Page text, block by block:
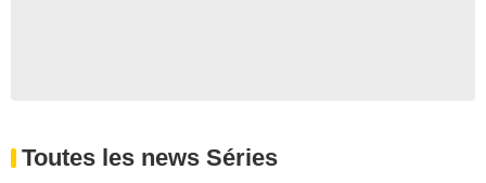
Toutes les news Séries